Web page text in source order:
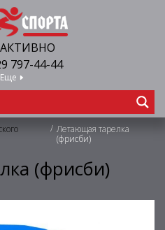
797-44-44
Еще
/ Летающая тарелка
(фрисби)
(фрисби)